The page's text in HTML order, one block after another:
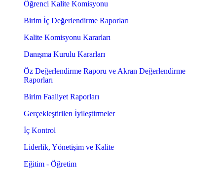
Öğrenci Kalite Komisyonu
Birim İç Değerlendirme Raporları
Kalite Komisyonu Kararları
Danışma Kurulu Kararları
Öz Değerlendirme Raporu ve Akran Değerlendirme
Raporları
Birim Faaliyet Raporları
Gerçekleştirilen İyileştirmeler
İç Kontrol
Liderlik, Yönetişim ve Kalite
Eğitim - Öğretim